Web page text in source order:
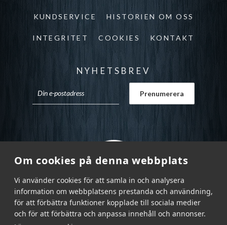
Om cookies på denna webbplats
Vi använder cookies för att samla in och analysera
information om webbplatsens prestanda och användning,
för att förbättra funktioner kopplade till sociala medier
och för att förbättra och anpassa innehåll och annonser.
KUNDSERVICE HISTORIEN OM OSS
INTEGRITET COOKIES KONTAKT
NYHETSBREV